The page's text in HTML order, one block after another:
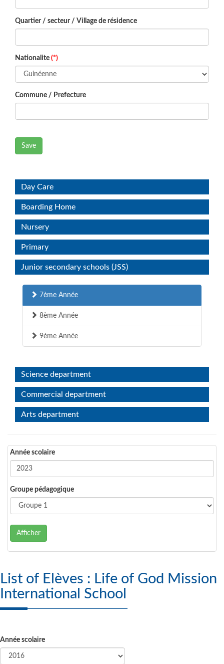
Quartier / secteur / Village de résidence
Nationalite (*)
Commune / Prefecture
Save
Day Care
Boarding Home
Nursery
Primary
Junior secondary schools (JSS)
7ème Année
8ème Année
9ème Année
Science department
Commercial department
Arts department
Année scolaire
Groupe pédagogique
Afficher
List of Elèves : Life of God Mission
International School
Année scolaire